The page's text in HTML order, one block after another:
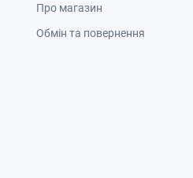
Про магазин
Обмін та повернення